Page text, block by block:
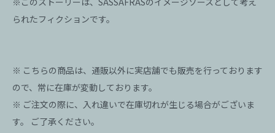
られたフィクションです。
※ こちらの商品は、通販以外に実店舗でも販売を行っております
ので、常に在庫が変動しております。
※ ご注文の際に、入れ違いで在庫切れが生じる場合がございま
す。 ご了承ください。